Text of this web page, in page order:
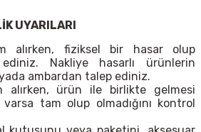
UYARILARI
alırken, fiziksel bir hasar olup
ediniz. Nakliye hasarlı ürünlerin
ambardan talep ediniz.
alırken, ürün ile birlikte gelmesi
tam olup olmadığını kontrol